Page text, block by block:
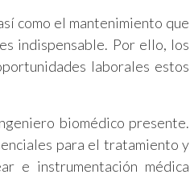
como el mantenimiento que
indispensable. Por ello, los
laborales estos
biomédico presente.
para el tratamiento y
e instrumentación médica